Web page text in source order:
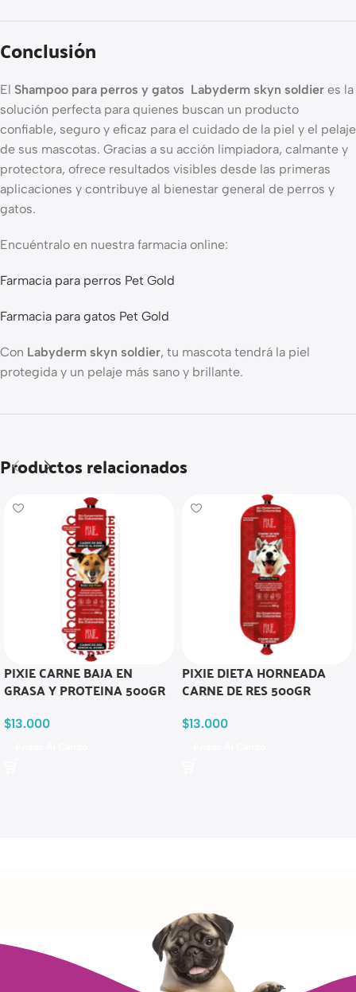
Conclusión
El Shampoo para perros y gatos Labyderm skyn soldier es la
solución perfecta para quienes buscan un producto
confiable, seguro y eficaz para el cuidado de la piel y el pelaje
de sus mascotas. Gracias a su acción limpiadora, calmante y
protectora, ofrece resultados visibles desde las primeras
aplicaciones y contribuye al bienestar general de perros y
gatos.
Encuéntralo en nuestra farmacia online:
Farmacia para perros Pet Gold
Farmacia para gatos Pet Gold
Con Labyderm skyn soldier, tu mascota tendrá la piel
protegida y un pelaje más sano y brillante.
Productos relacionados
PIXIE CARNE BAJA EN
GRASA Y PROTEINA 500GR
$13.000
PIXIE DIETA HORNEADA
CARNE DE RES 500GR
$13.000